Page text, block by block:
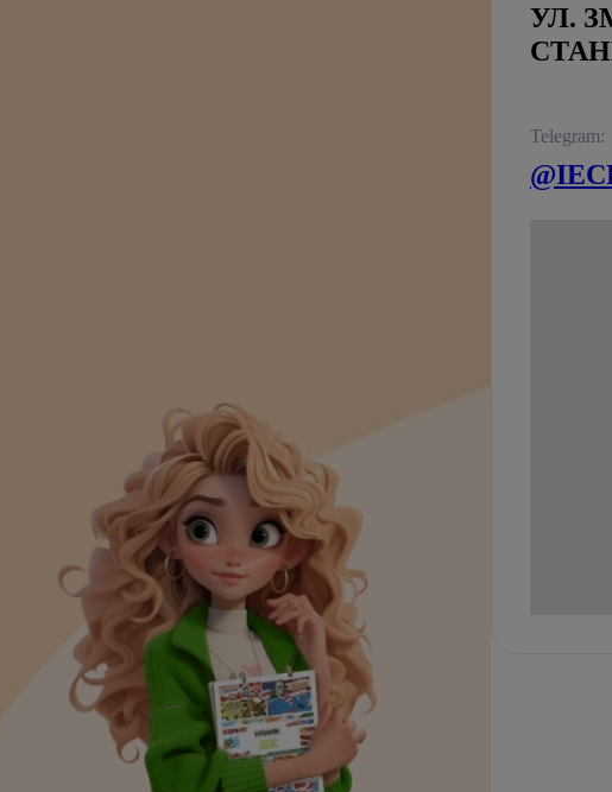
УЛ.
Telegram: